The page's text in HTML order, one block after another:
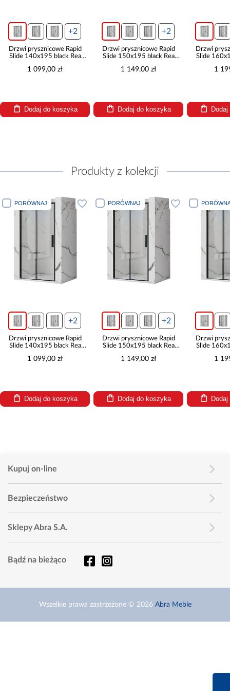
+2
Drzwi prysznicowe Rapid
Slide 140x195 black Rea
1 099,00 zł
Dodaj do koszyka
+2
Drzwi prysznicowe Rapid
Slide 150x195 black Rea
1 149,00 zł
Dodaj do koszyka
Drzwi
Slide
1
Produkty z kolekcji
PORÓWNAJ
prysznicowe Rapid
140x195 black Rea
1 099,00 zł
Dodaj do koszyka
PORÓWNAJ
Drzwi prysznicowe Rapid
Slide 150x195 black Rea
1 149,00 zł
Dodaj do koszyka
PORÓWNAJ
Drzwi
Slide 160x195
1
Dodaj do
Kupuj on-line
Bezpieczeństwo
Sklepy Abra S.A.
Bądź na bieżąco
Wszelkie prawa zastrzeżone © 2026 Abra Meble